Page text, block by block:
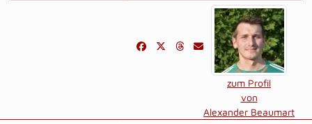
zum Profil
von
Alexander Beaumart